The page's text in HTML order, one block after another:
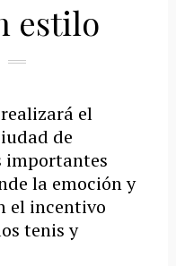
estilo
el
de
importantes
la emoción y
el incentivo
tenis y